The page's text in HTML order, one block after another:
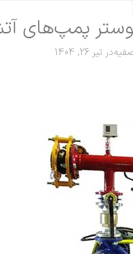
پمپ‌های
در تیر 26, 1404